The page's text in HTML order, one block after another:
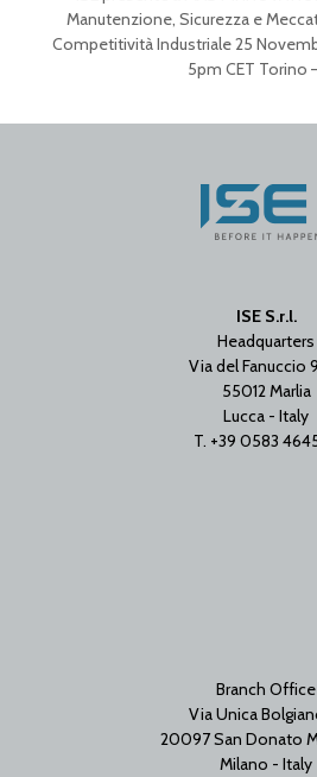
Manutenzione, Sicurezza e
Competitività Industriale 25
5pm CET Torino
ISE S.r.l.
Headquarters
Via del Fanuccio
55012 Marlia
Lucca - Italy
T. +39 0583
Branch Office
Via Unica
20097 San Donato
Milano - Italy